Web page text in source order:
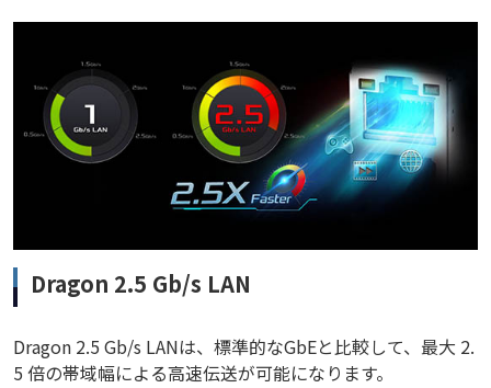
Dragon 2.5 Gb/s LAN
Dragon 2.5 Gb/s LANは、標準的なGbEと比較して、最大 2.
5 倍の帯域幅による高速伝送が可能になります。